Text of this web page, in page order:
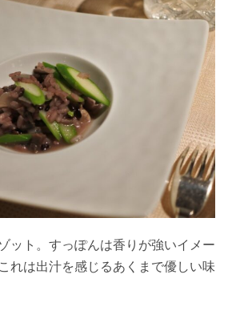
ット。すっぽんは香りが強いイメー
れは出汁を感じるあくまで優しい味